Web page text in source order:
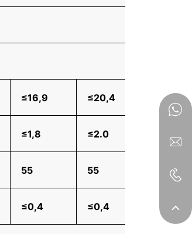
≤16,9 ≤20,4
≤1,8 ≤2.0
55 55 55
≤0,4 ≤0,4 ≤0,4